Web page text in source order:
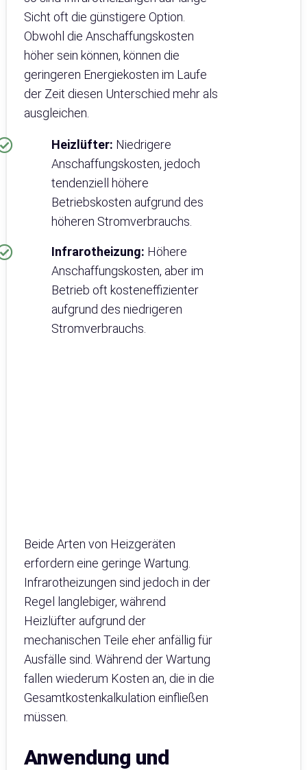
Sicht oft die günstigere Option.
Obwohl die Anschaffungskosten
höher sein können, können die
geringeren Energiekosten im Laufe
der Zeit diesen Unterschied mehr als
ausgleichen.
Heizlüfter: Niedrigere
Anschaffungskosten, jedoch
tendenziell höhere
Betriebskosten aufgrund des
höheren Stromverbrauchs.
Infrarotheizung: Höhere
Anschaffungskosten, aber im
Betrieb oft kosteneffizienter
aufgrund des niedrigeren
Stromverbrauchs.
Beide Arten von Heizgeräten
erfordern eine geringe Wartung.
Infrarotheizungen sind jedoch in der
Regel langlebiger, während
Heizlüfter aufgrund der
mechanischen Teile eher anfällig für
Ausfälle sind. Während der Wartung
fallen wiederum Kosten an, die in die
Gesamtkostenkalkulation einfließen
müssen.
Anwendung und